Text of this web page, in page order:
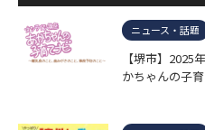
ニュース・話題
【堺市】2025
かちゃんの子